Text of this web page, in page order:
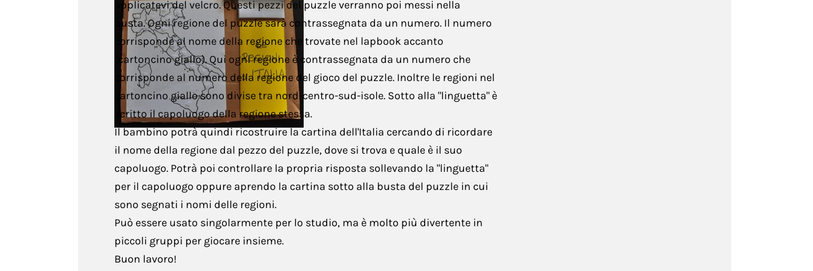
Scienze
Storia
Tecnica
Arte
Scienze
applicatevi del velcro. Questi pezzi del puzzle verranno poi messi nella
busta. Ogni regione del puzzle sarà contrassegnata da un numero. Il numero
corrisponde al nome della regione che trovate nel lapbook accanto
(cartoncino giallo). Qui ogni regione è contrassegnata da un numero che
corrisponde al numero della regione del gioco del puzzle. Inoltre le regioni nel
cartoncino giallo sono divise tra nord-centro-sud-isole. Sotto alla "linguetta" è
scritto il capoluogo della regione stessa.
Il bambino potrà quindi ricostruire la cartina dell'Italia cercando di ricordare
il nome della regione dal pezzo del puzzle, dove si trova e quale è il suo
capoluogo. Potrà poi controllare la propria risposta sollevando la "linguetta"
per il capoluogo oppure aprendo la cartina sotto alla busta del puzzle in cui
sono segnati i nomi delle regioni.
Può essere usato singolarmente per lo studio, ma è molto più divertente in
piccoli gruppi per giocare insieme.
Buon lavoro!